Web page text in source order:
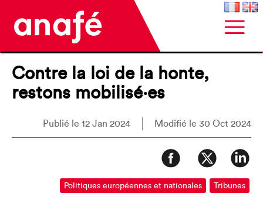
Contre la loi de la honte,
restons mobilisé·es
Publié le 12 Jan 2024 Modifié le 30 Oct 2024
Politiques européennes et nationales Tribunes